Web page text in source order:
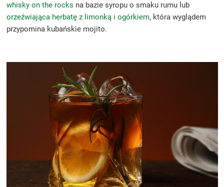
whisky on the rocks na bazie syropu o smaku rumu lub
orzeźwiająca herbatę z limonką i ogórkiem, która wyglądem
przypomina kubańskie mojito.